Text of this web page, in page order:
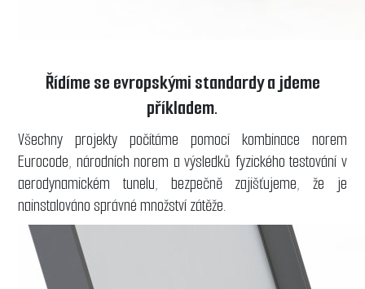
Řídíme se evropskými standardy a jdeme
příkladem.
Všechny projekty počítáme pomocí kombinace norem
Eurocode, národních norem a výsledků fyzického testování v
aerodynamickém tunelu, bezpečně zajišťujeme, že je
nainstalováno správné množství zátěže.